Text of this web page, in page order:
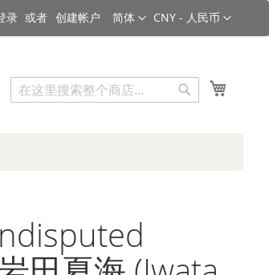
货币
CNY - 人民币
语言
简体
录 创建帐户
搜索